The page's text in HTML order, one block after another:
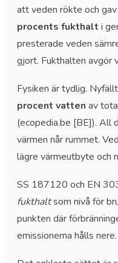
att veden rökte och
procents fukthalt i
presterade veden
gjort. Fukthalten avgör
Fysiken är tydlig.
procent vatten av
(ecopedia.be [BE]). All
värmen når rummet.
lägre värmeutbyte och
SS 187120 och EN
fukthaltsom nivå för
punkten där
emissionerna hålls nere.